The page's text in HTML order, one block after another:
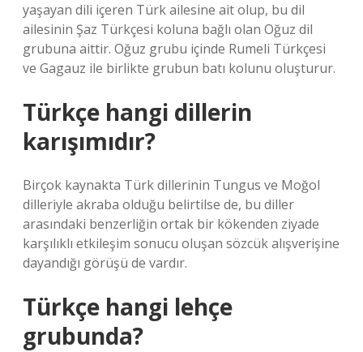
yaşayan dili içeren Türk ailesine ait olup, bu dil
ailesinin Şaz Türkçesi koluna bağlı olan Oğuz dil
grubuna aittir. Oğuz grubu içinde Rumeli Türkçesi
ve Gagauz ile birlikte grubun batı kolunu oluşturur.
Türkçe hangi dillerin
karışımıdır?
Birçok kaynakta Türk dillerinin Tungus ve Moğol
dilleriyle akraba olduğu belirtilse de, bu diller
arasındaki benzerliğin ortak bir kökenden ziyade
karşılıklı etkileşim sonucu oluşan sözcük alışverişine
dayandığı görüşü de vardır.
Türkçe hangi lehçe
grubunda?